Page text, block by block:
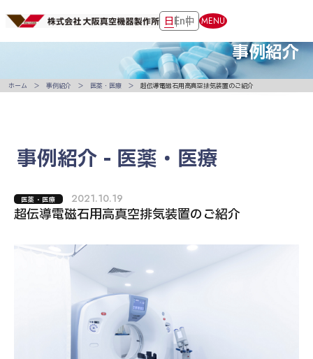
日En中 MENU
事例紹介
事例紹介 - 医薬・医療
超伝導電磁石用高真空排気装置のご紹介
医薬・医療 2021.10.19
ホーム 事例紹介 医薬・医療 超伝導電磁石用高真空排気装置のご紹介